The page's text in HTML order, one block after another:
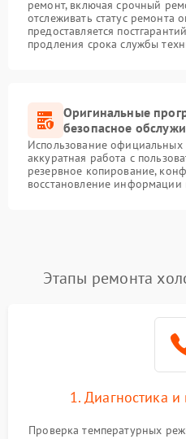
ремонт, включая срочный
отслеживать статус ремонта
предоставляется
продления срока службы
Оригинальные
безопасное
Использование
аккуратная работа с
резервное копирование,
восстановление
Этапы ремонта
1. Диагностика
Проверка температурных